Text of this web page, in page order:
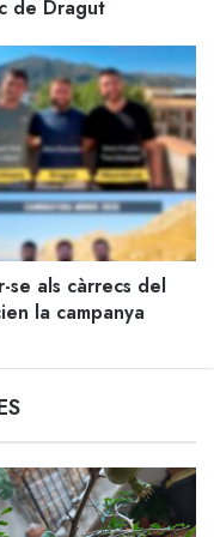
de Dragut
als càrrecs del
la campanya